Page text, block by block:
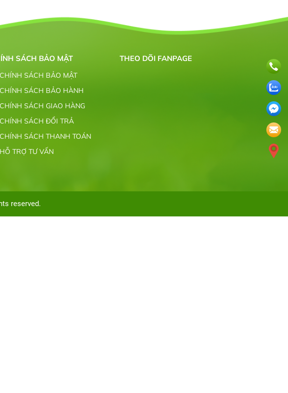
SÁCH BẢO MẬT
CHÍNH SÁCH BẢO MẬT
CHÍNH SÁCH BẢO HÀNH
CHÍNH SÁCH GIAO HÀNG
CHÍNH SÁCH ĐỔI TRẢ
CHÍNH SÁCH THANH TOÁN
HỖ TRỢ TƯ VẤN
THEO DÕI FANPAGE
reserved.